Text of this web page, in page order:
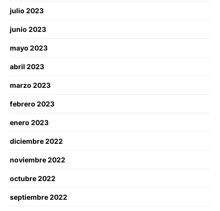
julio 2023
junio 2023
mayo 2023
abril 2023
marzo 2023
febrero 2023
enero 2023
diciembre 2022
noviembre 2022
octubre 2022
septiembre 2022